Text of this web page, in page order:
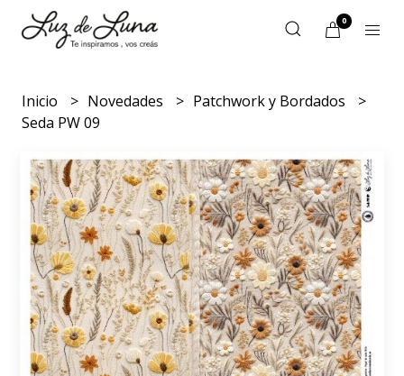
0
Inicio Novedades
Patchwork y Bordados
Seda PW 09